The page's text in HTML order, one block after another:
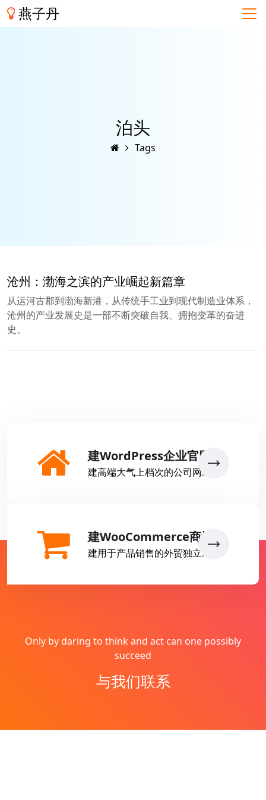
燕子丹
泊头
Tags
沧州：渤海之滨的产业崛起新篇章
从运河古郡到渤海新港，从传统手工业到现代制造业体系，
沧州的产业发展史是一部不断突破自我、拥抱变革的奋进
史。
建WordPress企业官网
建高端大气上档次的公司网站
建WooCommerce商城
建用于产品销售的外贸独立站
Only by daring to think and act can one possibly
succeed
与我们联系